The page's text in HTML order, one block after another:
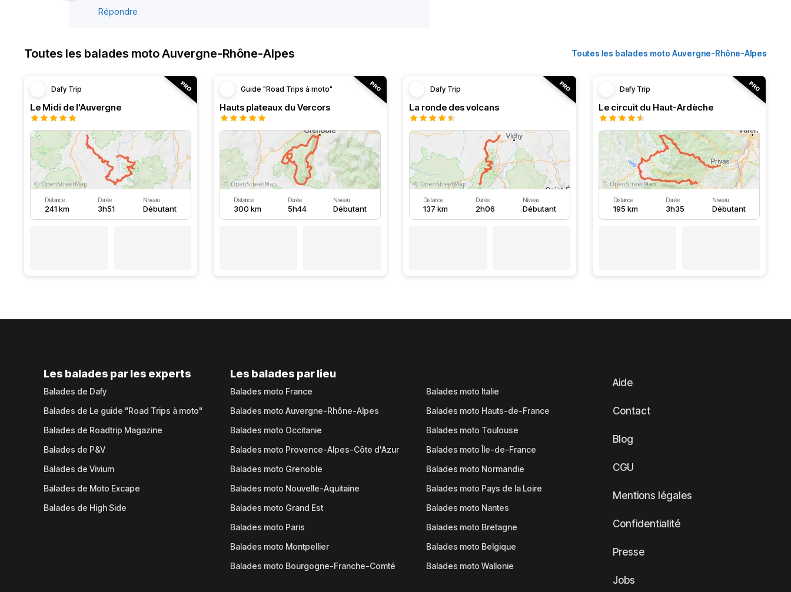
Répondre
Toutes les balades moto Auvergne-Rhône-Alpes Toutes les balades moto Auvergne-Rhône-Alpes
Dafy Trip
Le Midi de l'Auvergne
Distance
241 km
Durée
3h51
Niveau
Débutant
Guide "Road Trips à moto"
Hauts plateaux du Vercors
Distance
300 km
Durée
5h44
Niveau
Débutant
Dafy Trip
La ronde des volcans
Distance
137 km
Durée
2h06
Niveau
Débutant
Dafy Trip
Le circuit du Haut-Ardèche
Distance
195 km
Durée
3h35
Niveau
Débutant
Les balades par les experts
Balades de Dafy
Balades de Le guide "Road Trips à moto"
Balades de Roadtrip Magazine
Balades de P&V
Balades de Vivium
Balades de Moto Excape
Balades de High Side
Les balades par lieu
Balades moto France
Balades moto Auvergne-Rhône-Alpes
Balades moto Occitanie
Balades moto Provence-Alpes-Côte d'Azur
Balades moto Grenoble
Balades moto Nouvelle-Aquitaine
Balades moto Grand Est
Balades moto Paris
Balades moto Montpellier
Balades moto Bourgogne-Franche-Comté
Balades moto Italie
Balades moto Hauts-de-France
Balades moto Toulouse
Balades moto Île-de-France
Balades moto Normandie
Balades moto Pays de la Loire
Balades moto Nantes
Balades moto Bretagne
Balades moto Belgique
Balades moto Wallonie
Aide
Contact
Blog
CGU
Mentions légales
Confidentialité
Presse
Jobs